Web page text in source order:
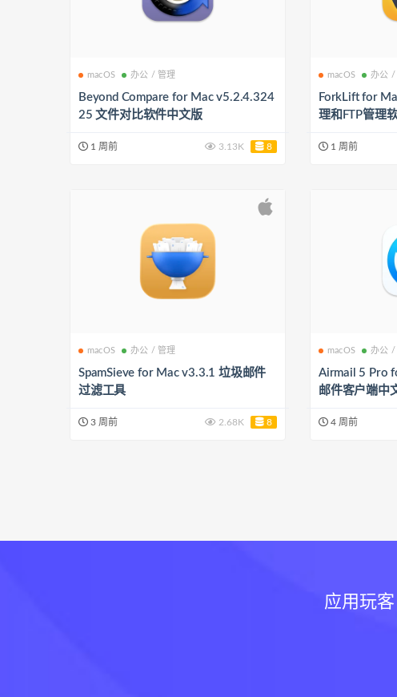
macOS 办公 / 管理
Beyond Compare for Mac v5.2.4.324
25 文件对比软件中文版
1 周前 3.13K 8
macOS 办公 /
ForkLift for
理和FTP管理
1 周前
macOS 办公 / 管理
SpamSieve for Mac v3.3.1 垃圾邮件
过滤工具
3 周前 2.68K 8
macOS 办公 /
Airmail 5 Pro
邮件客户端中
4 周前
应用玩